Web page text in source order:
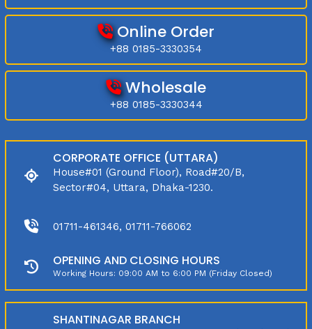
Online Order
+88 0185-3330354
Wholesale
+88 0185-3330344
CORPORATE OFFICE (UTTARA)
House#01 (Ground Floor), Road#20/B,
Sector#04, Uttara, Dhaka-1230.
01711-461346, 01711-766062
OPENING AND CLOSING HOURS
Working Hours: 09:00 AM to 6:00 PM (Friday Closed)
SHANTINAGAR BRANCH